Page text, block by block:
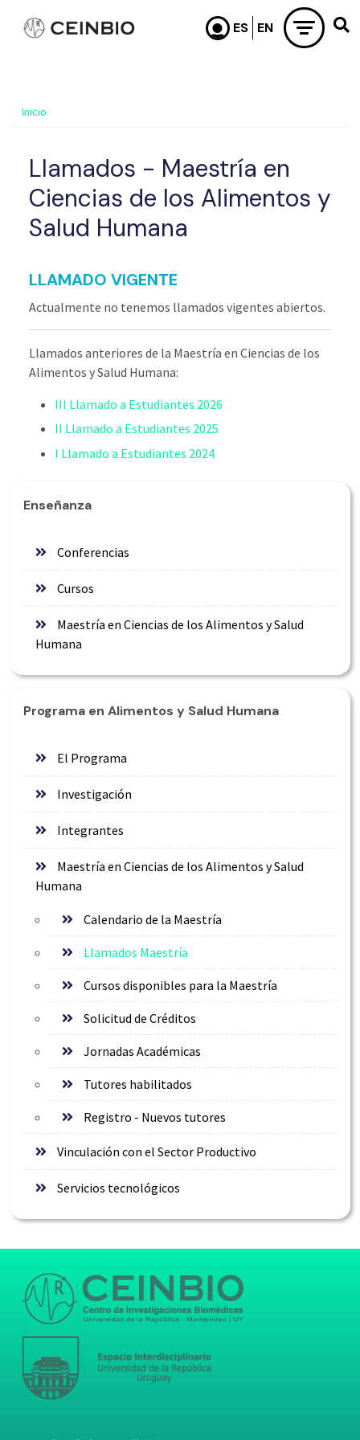
Pasar al contenido principal
Inicio
Llamados - Maestría en
Ciencias de los Alimentos y
Salud Humana
LLAMADO VIGENTE
Actualmente no tenemos llamados vigentes abiertos.
Llamados anteriores de la Maestría en Ciencias de los
Alimentos y Salud Humana:
III Llamado a Estudiantes 2026
II Llamado a Estudiantes 2025
I Llamado a Estudiantes 2024
Enseñanza
Conferencias
Cursos
Maestría en Ciencias de los Alimentos y Salud
Humana
Programa en Alimentos y Salud Humana
El Programa
Investigación
Integrantes
Maestría en Ciencias de los Alimentos y Salud
Humana
Calendario de la Maestría
Llamados Maestría
Cursos disponibles para la Maestría
Solicitud de Créditos
Jornadas Académicas
Tutores habilitados
Registro - Nuevos tutores
Vinculación con el Sector Productivo
Servicios tecnológicos